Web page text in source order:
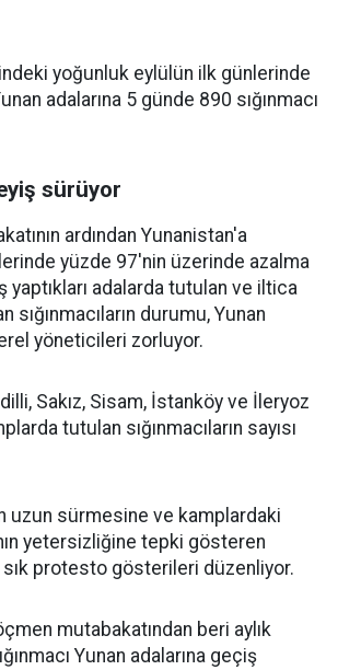
yoğunluk eylülün ilk günlerinde
adalarına 5 günde 890 sığınmacı
sürüyor
ardından Yunanistan'a
yüzde 97'nin üzerinde azalma
adalarda tutulan ve iltica
sığınmacıların durumu, Yunan
yöneticileri zorluyor.
Sakız, Sisam, İstanköy ve İleryoz
tutulan sığınmacıların sayısı
uzun sürmesine ve kamplardaki
yetersizliğine tepki gösteren
sık protesto gösterileri düzenliyor.
mutabakatından beri aylık
Yunan adalarına geçiş